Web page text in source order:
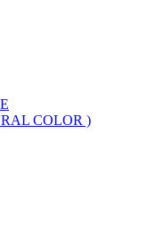
COLOR )